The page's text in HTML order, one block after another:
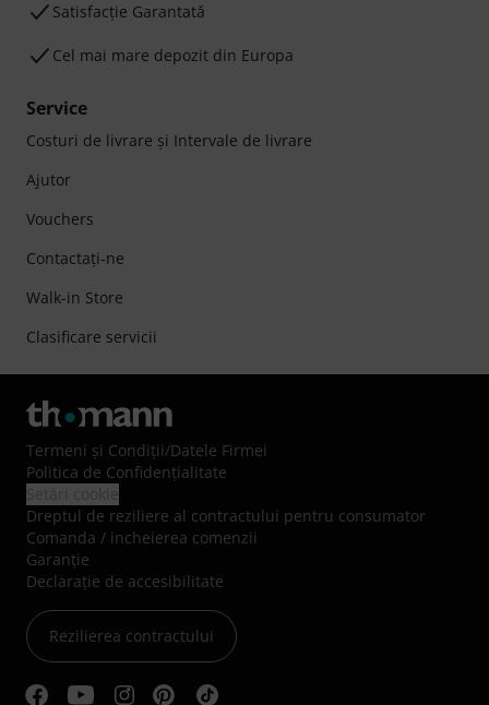
Satisfacție Garantată
Cel mai mare depozit din Europa
Service
Costuri de livrare şi Intervale de livrare
Ajutor
Vouchers
Contactaţi-ne
Walk-in Store
Clasificare servicii
Termeni şi Condiţii/Datele Firmei
Politica de Confidenţialitate
Dreptul de reziliere al contractului pentru consumator
Comanda / incheierea comenzii
Garanție
Declarație de accesibilitate
Rezilierea contractului